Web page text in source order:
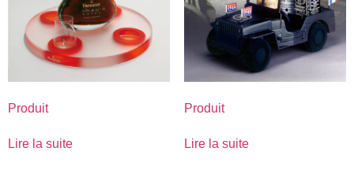
Produit
Lire la suite
Produit
Lire la suite